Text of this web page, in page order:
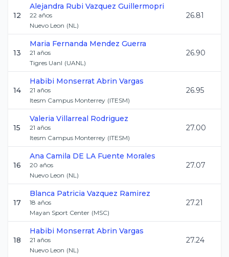
12
Alejandra Rubi Vazquez Guillermopri
22 años
Nuevo Leon (NL)
26.81
13
Maria Fernanda Mendez Guerra
21 años
Tigres Uanl (UANL)
26.90
14
Habibi Monserrat Abrin Vargas
21 años
Itesm Campus Monterrey (ITESM)
26.95
15
Valeria Villarreal Rodriguez
21 años
Itesm Campus Monterrey (ITESM)
27.00
16
Ana Camila DE LA Fuente Morales
20 años
Nuevo Leon (NL)
27.07
17
Blanca Patricia Vazquez Ramirez
18 años
Mayan Sport Center (MSC)
27.21
18
Habibi Monserrat Abrin Vargas
21 años
Nuevo Leon (NL)
27.24